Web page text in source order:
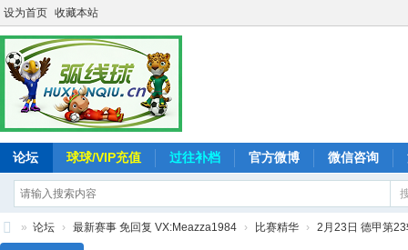
设为首页 收藏本站
论坛 球球/VIP充值 过往补档 官方微博 微信咨询
» 论坛 › 最新赛事 免回复 VX:Meazza1984 › 比赛精华 › 2月23日 德甲第